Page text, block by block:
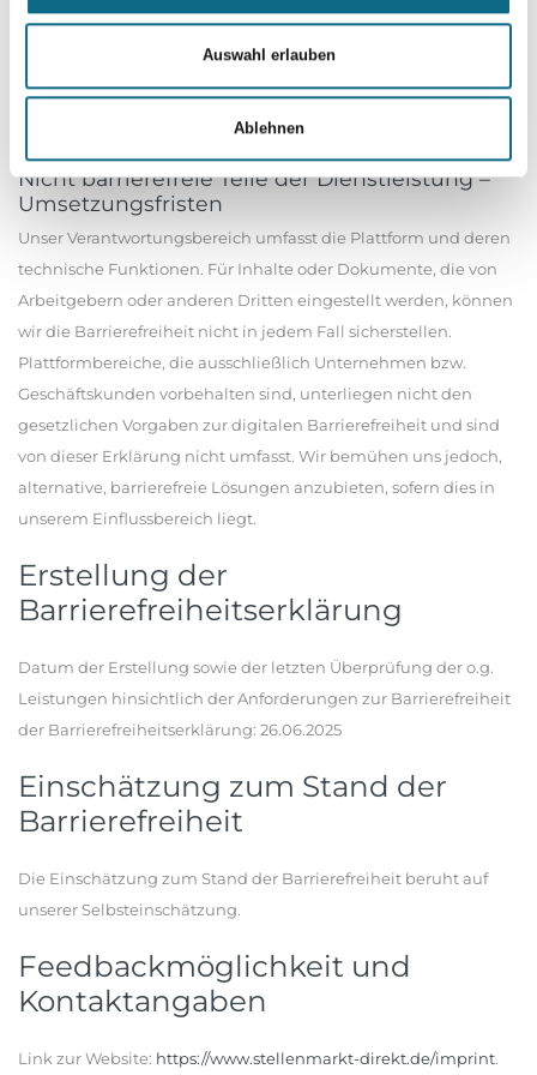
Auswahl erlauben
Ablehnen
Kontaktdaten finden Sie unter „Feedbackmöglichkeit und
Nicht barrierefreie Teile der Dienstleistung –
Umsetzungsfristen
Unser Verantwortungsbereich umfasst die Plattform und deren
technische Funktionen. Für Inhalte oder Dokumente, die von
Arbeitgebern oder anderen Dritten eingestellt werden, können
wir die Barrierefreiheit nicht in jedem Fall sicherstellen.
Plattformbereiche, die ausschließlich Unternehmen bzw.
Geschäftskunden vorbehalten sind, unterliegen nicht den
gesetzlichen Vorgaben zur digitalen Barrierefreiheit und sind
von dieser Erklärung nicht umfasst. Wir bemühen uns jedoch,
alternative, barrierefreie Lösungen anzubieten, sofern dies in
unserem Einflussbereich liegt.
Erstellung der
Barrierefreiheitserklärung
Datum der Erstellung sowie der letzten Überprüfung der o.g.
Leistungen hinsichtlich der Anforderungen zur Barrierefreiheit
der Barrierefreiheitserklärung: 26.06.2025
Einschätzung zum Stand der
Barrierefreiheit
Die Einschätzung zum Stand der Barrierefreiheit beruht auf
unserer Selbsteinschätzung.
Feedbackmöglichkeit und
Kontaktangaben
Link zur Website: https://www.stellenmarkt-direkt.de/imprint.